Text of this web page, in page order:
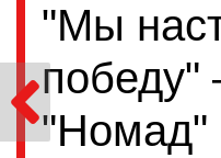
"Мы
победу"
"Номад"